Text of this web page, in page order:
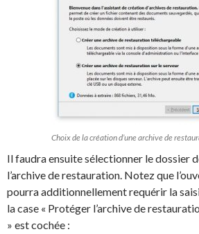
Choix de la création d’une archive de
Il faudra ensuite sélectionner le dossier
l’archive de restauration. Notez que
pourra additionnellement requérir la
la case « Protéger l’archive de
» est cochée :